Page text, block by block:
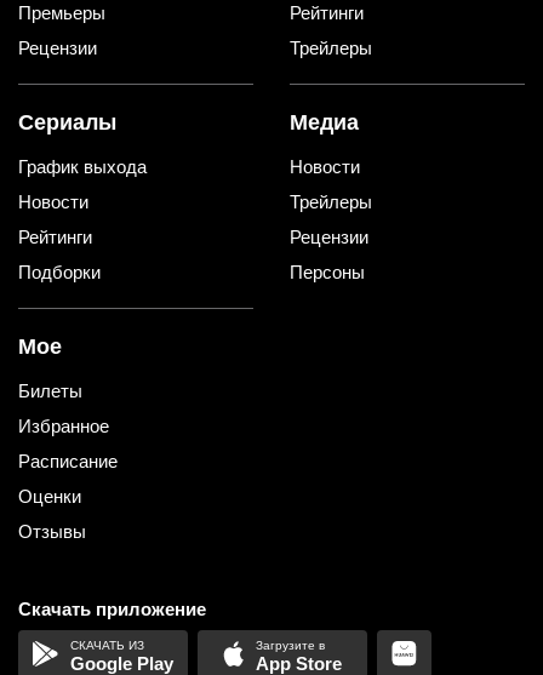
Премьеры
Рецензии
Рейтинги
Трейлеры
Сериалы
График выхода
Новости
Рейтинги
Подборки
Медиа
Новости
Трейлеры
Рецензии
Персоны
Мое
Билеты
Избранное
Расписание
Оценки
Отзывы
Скачать приложение
Google Play App Store